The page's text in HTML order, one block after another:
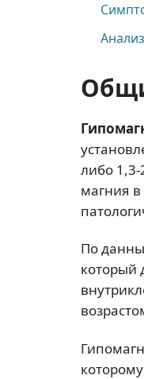
либо 1,3-
магния
По
который